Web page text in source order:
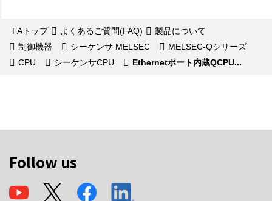
FAトップ よくあるご質問(FAQ)
製品について
制御機器
シーケンサ MELSEC
MELSEC-Qシリーズ
CPU
シーケンサCPU Ethernetポート内蔵QCPU...
Follow us